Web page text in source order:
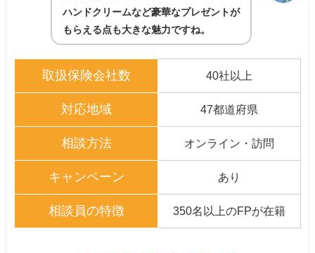
ハンドクリームなど豪華なプレゼントが
もらえる点も大きな魅力ですね。
取扱保険会社数 40社以上
対応地域 47都道府県
相談方法 オンライン・訪問
キャンペーン あり
相談員の特徴 350名以上のFPが在籍